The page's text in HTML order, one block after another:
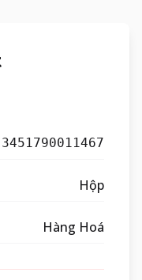
3451790011467
Hộp
Hàng Hoá